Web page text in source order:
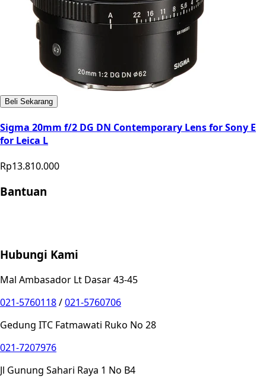
Beli Sekarang
Sigma 20mm f/2 DG DN Contemporary Lens for Sony E
for Leica L
Rp13.810.000
Bantuan
Hubungi Kami
Mal Ambasador Lt Dasar 43-45
021-5760118/021-5760706
Gedung ITC Fatmawati Ruko No 28
021-7207976
Jl Gunung Sahari Raya 1 No B4